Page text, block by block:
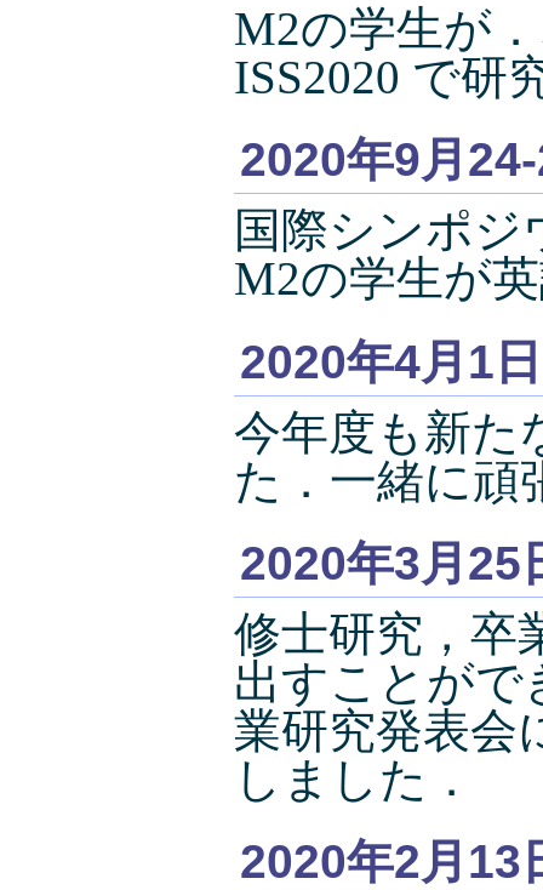
M2の学生が
ISS2020 で研
2020年9月
国際シンポジ
M2の学生が
2020年4月1日
今年度も新た
た．一緒に頑
2020年3月25
修士研究，卒
出すことがで
業研究発表会
しました．
2020年2月13